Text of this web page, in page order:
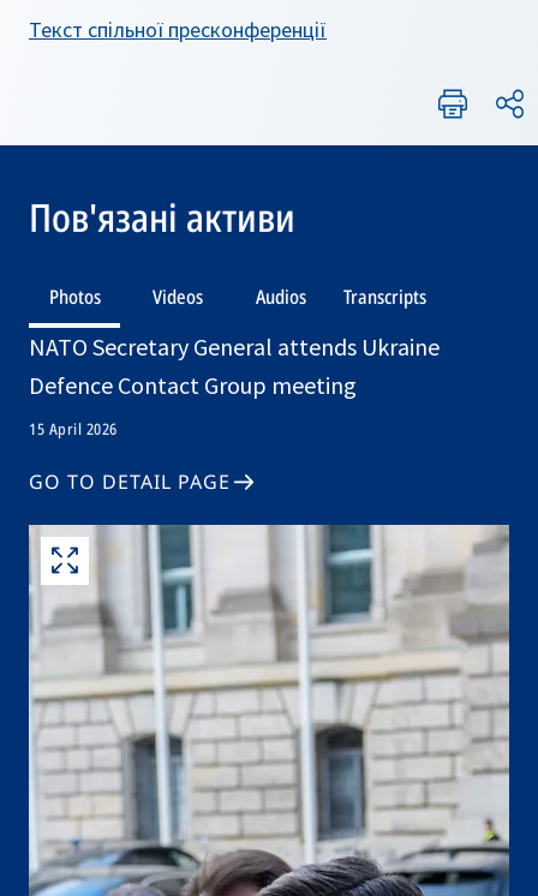
Текст спільної пресконференції
Пов'язані активи
Photos Videos Audios Transcripts
NATO Secretary General attends Ukraine
Defence Contact Group meeting
15 April 2026
GO TO DETAIL PAGE